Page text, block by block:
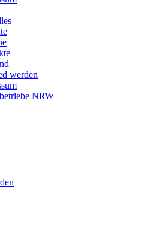
werden
NRW